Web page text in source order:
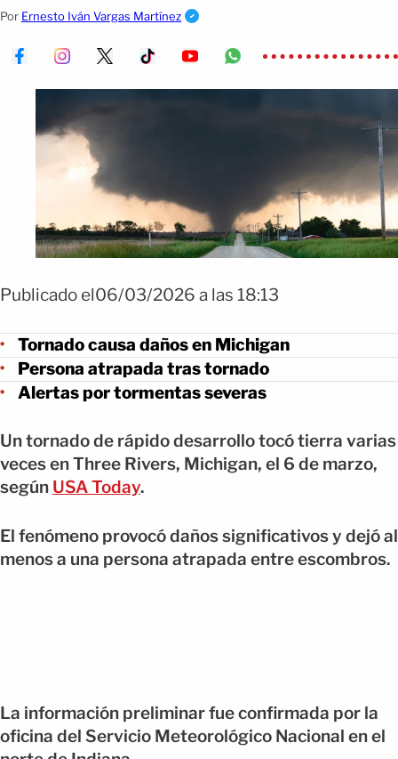
rescates mientras continúan las alertas.
Por Ernesto Iván Vargas Martínez
Publicado el06/03/2026 a las 18:13
Tornado causa daños en Michigan
Persona atrapada tras tornado
Alertas por tormentas severas
Un tornado de rápido desarrollo tocó tierra varias
veces en Three Rivers, Michigan, el 6 de marzo,
según USA Today.
El fenómeno provocó daños significativos y dejó al
menos a una persona atrapada entre escombros.
La información preliminar fue confirmada por la
oficina del Servicio Meteorológico Nacional en el